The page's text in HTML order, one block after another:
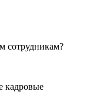
сотрудникам?
кадровые